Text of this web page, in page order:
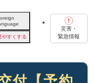
やすくする
災害・
緊急情報